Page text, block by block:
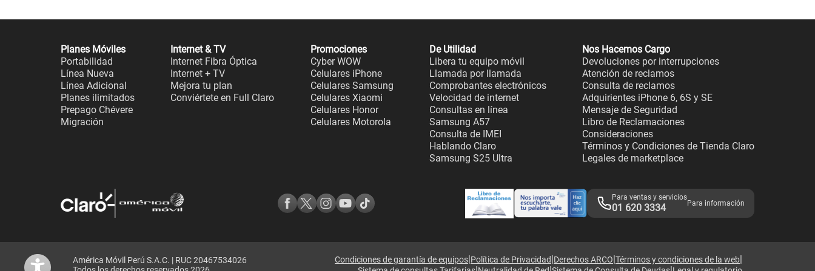
Planes Móviles
Portabilidad
Línea Nueva
Línea Adicional
Planes ilimitados
Prepago Chévere
Migración
Internet & TV
Internet Fibra Óptica
Internet + TV
Mejora tu plan
Conviértete en Full Claro
Promociones
Cyber WOW
Celulares iPhone
Celulares Samsung
Celulares Xiaomi
Celulares Honor
Celulares Motorola
De Utilidad
Libera tu equipo móvil
Llamada por llamada
Comprobantes electrónicos
Velocidad de internet
Consultas en línea
Samsung A57
Consulta de IMEI
Hablando Claro
Samsung S25 Ultra
Nos Hacemos Cargo
Devoluciones por interrupciones
Atención de reclamos
Consulta de reclamos
Adquirientes iPhone 6, 6S y SE
Mensaje de Seguridad
Libro de Reclamaciones
Consideraciones
Términos y Condiciones de Tienda Claro
Legales de marketplace
Para ventas y servicios
01 620 3334 Para información
América Móvil Perú S.A.C. | RUC 20467534026
Condiciones de garantía de equipos|Política de Privacidad|Derechos ARCO|Términos y condiciones de la web|